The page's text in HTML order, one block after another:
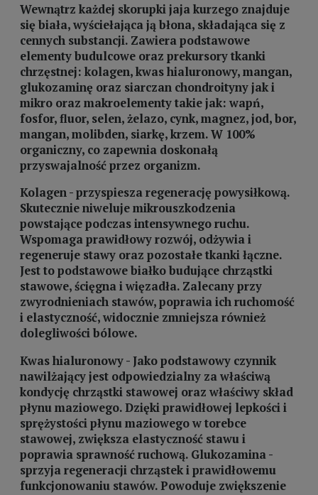
Wewnątrz każdej skorupki jaja kurzego znajduje
się biała, wyściełająca ją błona, składająca się z
cennych substancji. Zawiera podstawowe
elementy budulcowe oraz prekursory tkanki
chrzęstnej: kolagen, kwas hialuronowy, mangan,
glukozaminę oraz siarczan chondroityny jak i
mikro oraz makroelementy takie jak: wapń,
fosfor, fluor, selen, żelazo, cynk, magnez, jod, bor,
mangan, molibden, siarkę, krzem. W 100%
organiczny, co zapewnia doskonałą
przyswajalność przez organizm.
Kolagen - przyspiesza regenerację powysiłkową.
Skutecznie niweluje mikrouszkodzenia
powstające podczas intensywnego ruchu.
Wspomaga prawidłowy rozwój, odżywia i
regeneruje stawy oraz pozostałe tkanki łączne.
Jest to podstawowe białko budujące chrząstki
stawowe, ścięgna i więzadła. Zalecany przy
zwyrodnieniach stawów, poprawia ich ruchomość
i elastyczność, widocznie zmniejsza również
dolegliwości bólowe.
Kwas hialuronowy - Jako podstawowy czynnik
nawilżający jest odpowiedzialny za właściwą
kondycję chrząstki stawowej oraz właściwy skład
płynu maziowego. Dzięki prawidłowej lepkości i
sprężystości płynu maziowego w torebce
stawowej, zwiększa elastyczność stawu i
poprawia sprawność ruchową. Glukozamina -
sprzyja regeneracji chrząstek i prawidłowemu
funkcjonowaniu stawów. Powoduje zwiększenie